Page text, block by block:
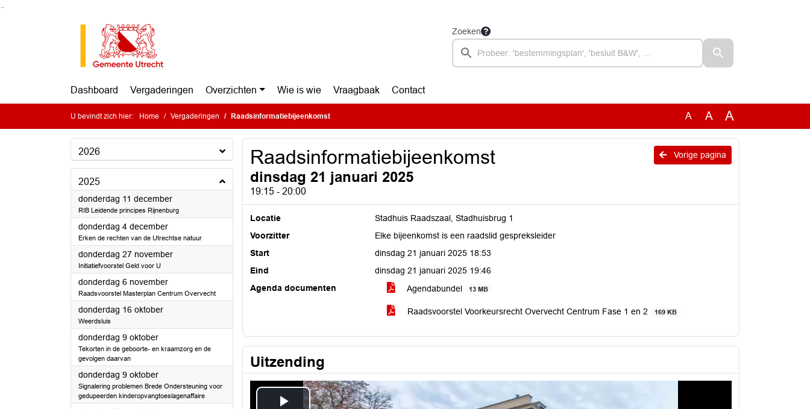
Zoeken
Dashboard Vergaderingen Overzichten Wie is wie Vraagbaak Contact
U bevindt zich hier: Home Vergaderingen Raadsinformatiebijeenkomst A A A
2026
2025
donderdag 11 december2025
RIB Leidende principes Rijnenburg
donderdag 4 december2025
Erken de rechten van de Utrechtse natuur
donderdag 27 november2025
Initiatiefvoorstel Geld voor U
donderdag 6 november2025
Raadsvoorstel Masterplan Centrum Overvecht
donderdag 16 oktober2025
Weerdsluis
donderdag 9 oktober2025
Tekorten in de geboorte- en kraamzorg en de
gevolgen daarvan
donderdag 9 oktober2025
Signalering problemen Brede Ondersteuning voor
gedupeerden kinderopvangtoeslagenaffaire
Vorige pagina
Raadsinformatiebijeenkomst
dinsdag 21 januari 2025
19:15 - 20:00
Locatie
Stadhuis Raadszaal, Stadhuisbrug 1
Voorzitter
Elke bijeenkomst is een raadslid gespreksleider
Start
dinsdag 21 januari 2025 18:53
Eind
dinsdag 21 januari 2025 19:46
Agenda documenten
Agendabundel 13 MB
Raadsvoorstel Voorkeursrecht Overvecht Centrum Fase 1 en 2 169 KB
Uitzending